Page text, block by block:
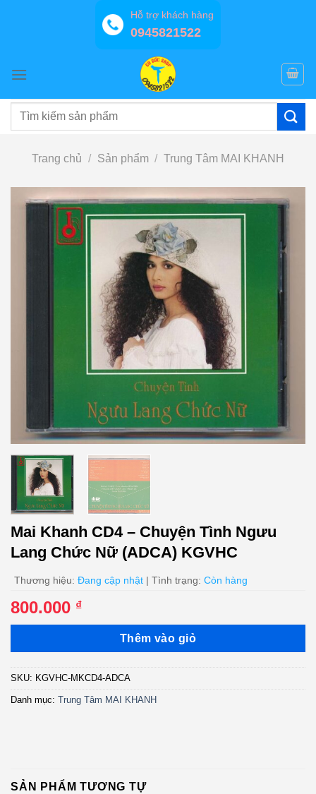
Hỗ trợ khách hàng
0945821522
Tìm
Trang chủ / Sản phẩm / Trung Tâm MAI KHANH
Mai Khanh CD4 – Chuyện Tình Ngưu
Lang Chức Nữ (ADCA) KGVHC
Thương hiệu: Đang cập nhật | Tình trạng: Còn hàng
800.000 ₫
Thêm vào giỏ
SKU: KGVHC-MKCD4-ADCA
Danh mục: Trung Tâm MAI KHANH
SẢN PHẨM TƯƠNG TỰ